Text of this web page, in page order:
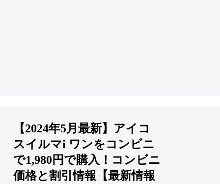
【2024年5月最新】アイコ
スイルマi ワンをコンビニ
で1,980円で購入！コンビニ
価格と割引情報【最新情報